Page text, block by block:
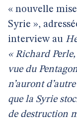
« nouvelle
Syrie »,
interview au
« Richard
vue du
n’auront
que la Syrie
de destruction